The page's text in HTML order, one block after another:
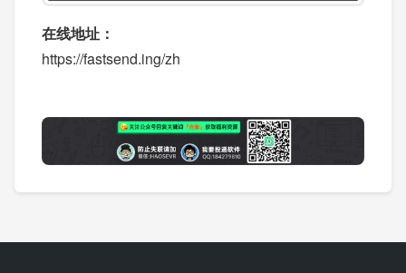
在线地址：
https://fastsend.ing/zh